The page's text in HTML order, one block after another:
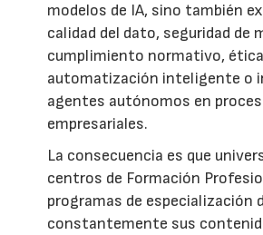
modelos de IA, sino también
calidad del dato, seguridad de
cumplimiento normativo, ética
automatización inteligente o
agentes autónomos en
empresariales.
La consecuencia es que
centros de Formación
programas de especialización
constantemente sus